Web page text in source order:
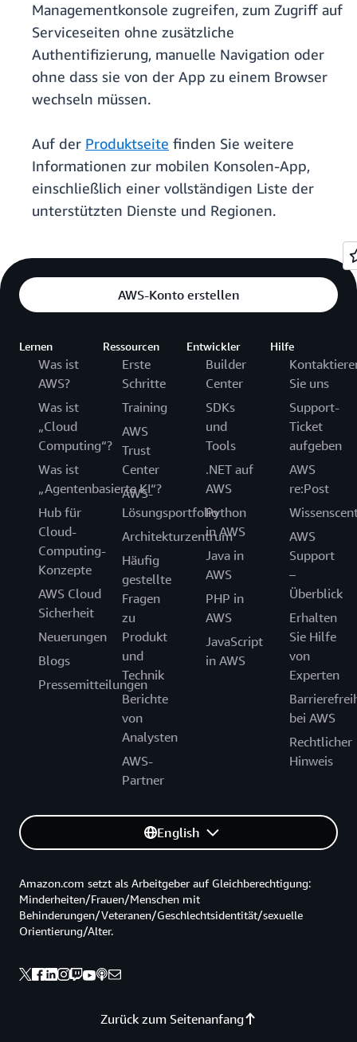
Managementkonsole zugreifen, zum Zugriff auf
Serviceseiten ohne zusätzliche
Authentifizierung, manuelle Navigation oder
ohne dass sie von der App zu einem Browser
wechseln müssen.
Auf der Produktseite finden Sie weitere
Informationen zur mobilen Konsolen-App,
einschließlich einer vollständigen Liste der
unterstützten Dienste und Regionen.
AWS-Konto erstellen
Lernen
Was ist
AWS?
Was ist
„Cloud
Computing“?
Was ist
„Agentenbasierte KI“?
Hub für
Cloud-
Computing-
Konzepte
AWS Cloud
Sicherheit
Neuerungen
Blogs
Pressemitteilungen
Ressourcen
Erste
Schritte
Training
AWS
Trust
Center
AWS-
Lösungsportfolio
Architekturzentrum
Häufig
gestellte
Fragen
zu
Produkt
und
Technik
Berichte
von
Analysten
AWS-
Partner
Entwickler
Builder
Center
SDKs
und
Tools
.NET auf
AWS
Python
in AWS
Java in
AWS
PHP in
AWS
JavaScript
in AWS
Hilfe
Sie uns
Support-
Ticket
aufgeben
AWS
re:Post
AWS
Support
–
Überblick
Erhalten
Sie Hilfe
von
Experten
bei AWS
Rechtlicher
Hinweis
English
Zurück zum Seitenanfang
Amazon.com setzt als Arbeitgeber auf Gleichberechtigung:
Minderheiten/Frauen/Menschen mit
Behinderungen/Veteranen/Geschlechtsidentität/sexuelle
Orientierung/Alter.